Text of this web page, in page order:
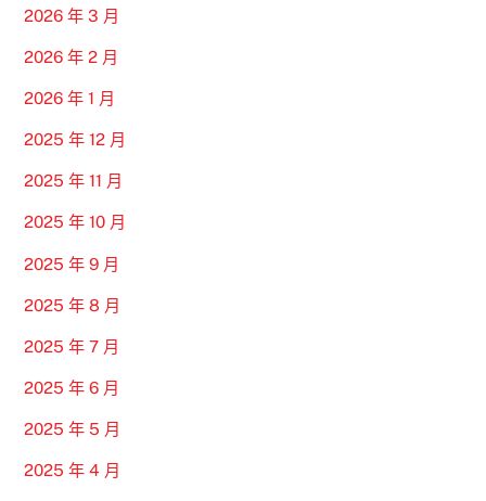
2026 年 3 月
2026 年 2 月
2026 年 1 月
2025 年 12 月
2025 年 11 月
2025 年 10 月
2025 年 9 月
2025 年 8 月
2025 年 7 月
2025 年 6 月
2025 年 5 月
2025 年 4 月